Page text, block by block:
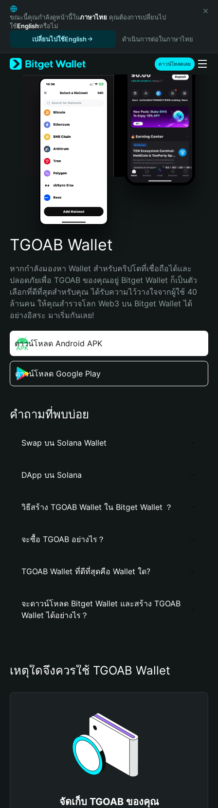
English
日本語
Tiếng Việt
Español (Latinoamérica)
Türkçe
Italiano
Português (Portugal)
Bahasa Indonesia
Português (Brasil)
Español (Argentina)
ขณะนี้คุณกำลังดูหน้านี้ในภาษาไทย คุณต้องการเปลี่ยนไป
ใช้Englishหรือไม่
เปลี่ยนไปใช้English
ดำเนินการต่อในภาษาไทย
ดาวน์โหลดเลย
TGOAB Wallet
หากกำลังมองหา Wallet สำหรับคริปโตที่เชื่อถือได้และ
ปลอดภัยเพื่อ TGOAB ของคุณอยู่ Bitget Wallet ก็เป็นตัว
เลือกที่ดีที่สุดสำหรับคุณ ได้รับความไว้วางใจจากผู้ใช้ 40
ล้านคน ให้คุณสำรวจโลก Web3 บน Bitget Wallet ได้
อย่างอิสระ มาเริ่มกันเลย!
ดาวน์โหลด Android APK
ดาวน์โหลด Google Play
คำถามที่พบบ่อย
Swap บน Solana Wallet
DApp บน Solana
วิธีสร้าง TGOAB Wallet ใน Bitget Wallet ？
จะซื้อ TGOAB อย่างไร？
TGOAB Wallet ที่ดีที่สุดคือ Wallet ใด?
จะดาวน์โหลด Bitget Wallet และสร้าง TGOAB
Wallet ได้อย่างไร？
เหตุใดจึงควรใช้ TGOAB Wallet
จัดเก็บ TGOAB ของคุณ